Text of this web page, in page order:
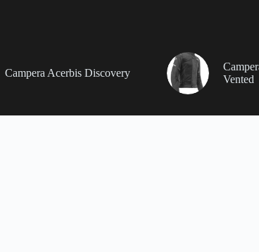
Campera Acerbis Discovery
Vented